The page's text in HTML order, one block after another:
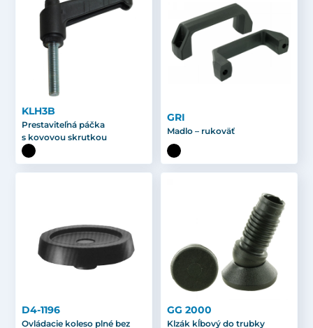
KLH3B
Prestaviteľná páčka
s kovovou skrutkou
GRI
Madlo – rukoväť
D4-1196
Ovládacie koleso plné bez
GG 2000
Klzák kĺbový do trubky